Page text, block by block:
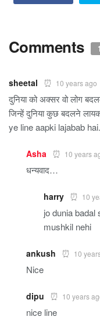
Comments
sheetal 10 years ago
दुनिया को अक्सर वो लोग
जिन्हें दुनिया कुछ बदलने
ye line aapki lajabab hai.
Asha 10 years
धन्यवाद…
harry 10
jo dunia badal
mushkil nehi
ankush 10
Nice
dipu 10 years
nice line